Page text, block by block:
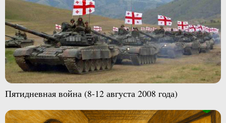
Пятидневная война (8-12 августа 2008 года)